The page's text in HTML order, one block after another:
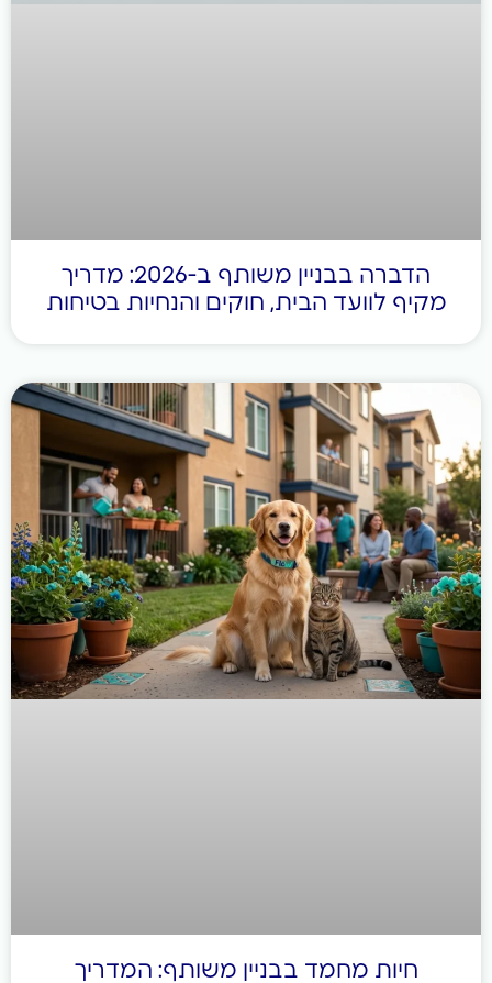
הדברה בבניין משותף ב-2026: מדריך
לוועד הבית, חוקים והנחיות בטיחות
חיות מחמד בבניין משותף: המדריך